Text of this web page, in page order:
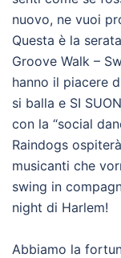
nuovo, ne vuoi
Questa è la
Groove Walk –
hanno il piacere
si balla e SI
con la “social
Raindogs
musicanti che
swing in
night di Harlem!
Abbiamo la